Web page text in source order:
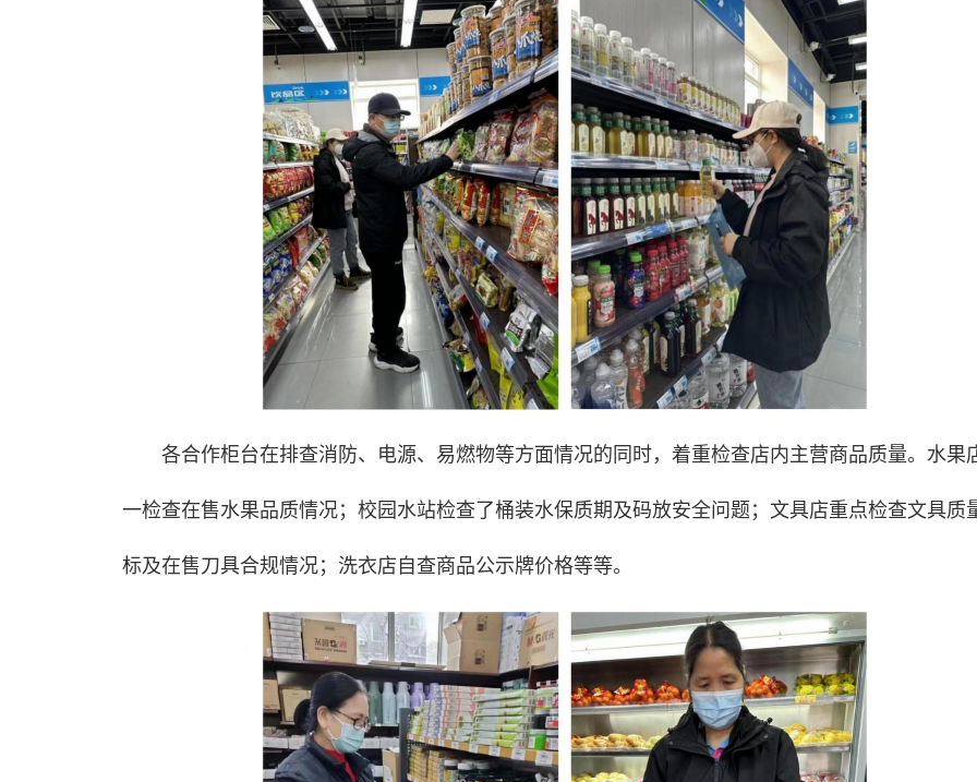
各合作柜台在排查消防、电源、易燃物等方面情况的同时，着重检查店内主营商品质量。水果
一检查在售水果品质情况；校园水站检查了桶装水保质期及码放安全问题；文具店重点检查文具质
标及在售刀具合规情况；洗衣店自查商品公示牌价格等等。